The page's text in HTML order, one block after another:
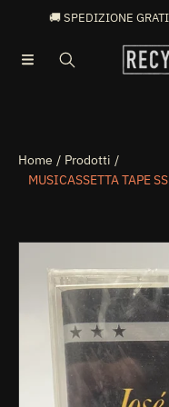
VAI DIRETTAMENTE
🚚 SPEDIZIONE
Home
Prodotti
MUSICASSETTA TAPE